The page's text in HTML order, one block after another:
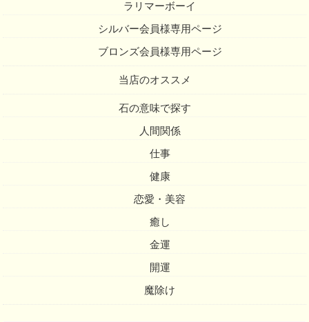
ラリマーボーイ
シルバー会員様専用ページ
ブロンズ会員様専用ページ
当店のオススメ
石の意味で探す
人間関係
仕事
健康
恋愛・美容
癒し
金運
開運
魔除け